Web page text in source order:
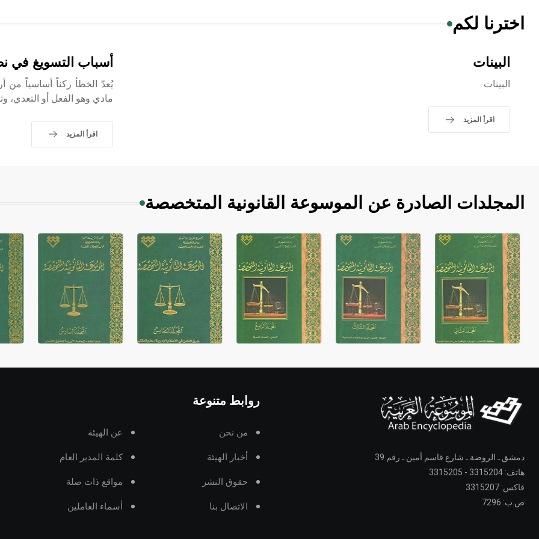
اخترنا لكم
البينات
البينات
اقرأ المزيد
أسباب التسويغ في
يُعدّ الخطأ ركناً أساسياً من
مادي وهو الفعل أو التعدي،
اقرأ المزيد
المجلدات الصادرة عن الموسوعة القانونية المتخصصة
دمشق ـ الروضة ـ شارع قاسم أمين ـ رقم 39
هاتف: 3315204 - 3315205
فاكس: 3315207
ص.ب: 7296
روابط متنوعة
من نحن عن الهيئة
أخبار الهيئة كلمة المدير العام
حقوق النشر مواقع ذات صلة
الاتصال بنا أسماء العاملين